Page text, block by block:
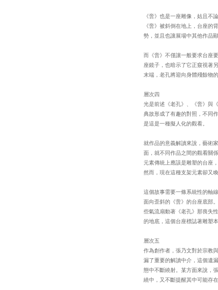
《啻》也是一座雕像，姑且不
《啻》被斜倒在地上，台座的
勢，並且也讓展場中其他作品
而《啻》不僅讓一般要求台座
座鏡子，也暗示了它正窺視著
末端，老孔將迎向身體殘餘物
層次四
光是前述《老孔》、《啻》與
典故形成了有趣的對照，不同
是這是一種擬人化的觀看。
就作品的意義解讀來說，藝術
面，就不同作品之間的觀看關
元素傳統上應該是雕塑的台座
然而，現在這種支架元素卻又
這個故事需要一條系統性的軸
面向歪斜的《啻》的台座底部
些氣流扇動著《老孔》那喪失
的地底，這個台座標誌著雕塑
層次五
作為創作者，張乃文對於宗教
漏了重要的解讀中介，這個遺
態中不斷繞射。某方面來說，
繞中，又不斷提醒其中可能存